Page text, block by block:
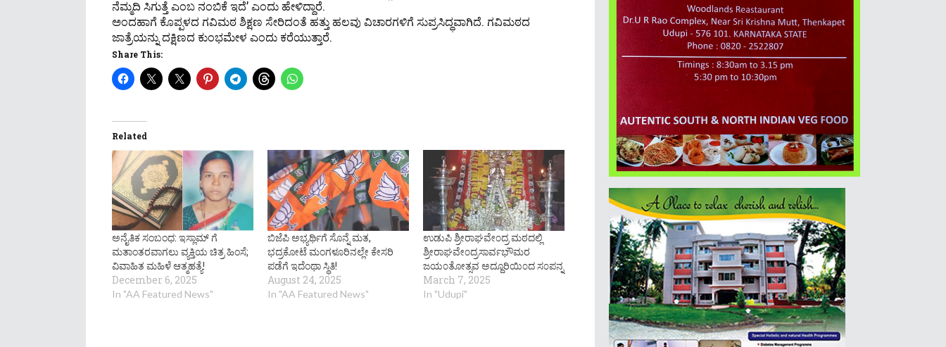
ನೆಮ್ಮದಿ ಸಿಗುತ್ತೆ ಎಂಬ ನಂಬಿಕೆ ಇದೆ’ ಎಂದು ಹೇಳಿದ್ದಾರೆ.
ಅಂದಹಾಗೆ ಕೊಪ್ಪಳದ ಗವಿಮಠ ಶಿಕ್ಷಣ ಸೇರಿದಂತೆ ಹತ್ತು ಹಲವು ವಿಚಾರಗಳಿಗೆ ಸುಪ್ರಸಿದ್ಧವಾಗಿದೆ. ಗವಿಮಠದ
ಜಾತ್ರೆಯನ್ನು ದಕ್ಷಿಣದ ಕುಂಭಮೇಳ ಎಂದು ಕರೆಯುತ್ತಾರೆ.
Share This:
Related
ಅನೈತಿಕ ಸಂಬಂಧ: ಇಸ್ಲಾಮ್ ಗೆ
ಮತಾಂತರವಾಗಲು ವ್ಯಕ್ತಿಯ ಚಿತ್ರ ಹಿಂಸೆ;
ವಿವಾಹಿತ ಮಹಿಳೆ ಆತ್ಮಹತ್ಯೆ!
December 6, 2025
In "AA Featured News"
ಬಿಜೆಪಿ ಅಭ್ಯರ್ಥಿಗೆ ಸೊನ್ನೆ ಮತ,
ಭದ್ರಕೋಟೆ ಮಂಗಳೂರಿನಲ್ಲೇ ಕೇಸರಿ
ಪಡೆಗೆ ಇದೆಂಥಾ ಸ್ಥಿತಿ!
August 24, 2025
In "AA Featured News"
ಉಡುಪಿ ಶ್ರೀರಾಘವೇ೦ದ್ರ ಮಠದಲ್ಲಿ
ಶ್ರೀರಾಘವೇ೦ದ್ರಸಾರ್ವಭೌಮರ
ಜಯ೦ತೋತ್ಸವ ಅದ್ದೂರಿಯಿ೦ದ ಸ೦ಪನ್ನ
March 7, 2025
In "Udupi"